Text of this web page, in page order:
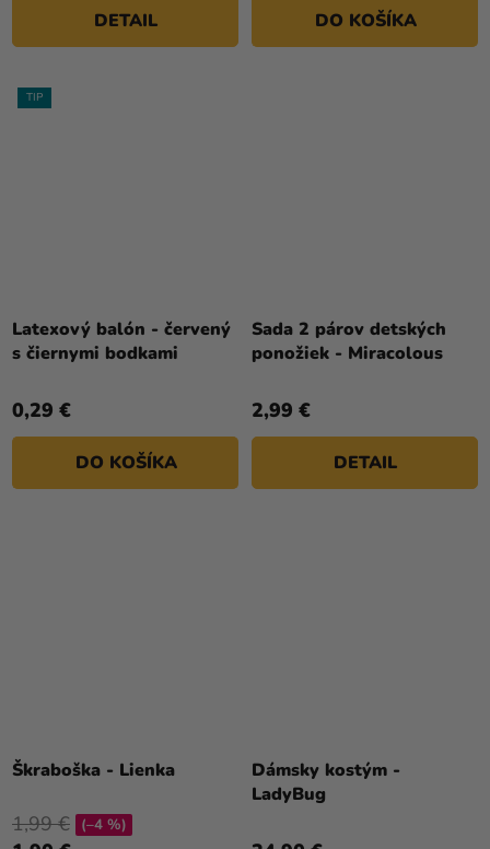
DETAIL DO KOŠÍKA
TIP
Latexový balón - červený
s čiernymi bodkami
0,29 €
DO KOŠÍKA
Sada 2 párov detských
ponožiek - Miracolous
2,99 €
DETAIL
Škraboška - Lienka
1,99 € (–4 %)
Dámsky kostým -
LadyBug